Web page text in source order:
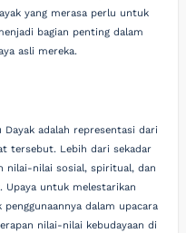
yang merasa perlu untuk
bagian penting dalam
asli mereka.
Dayak adalah representasi dari
tersebut. Lebih dari sekadar
nilai-nilai sosial, spiritual, dan
Upaya untuk melestarikan
dalam upacara
nilai-nilai kebudayaan di